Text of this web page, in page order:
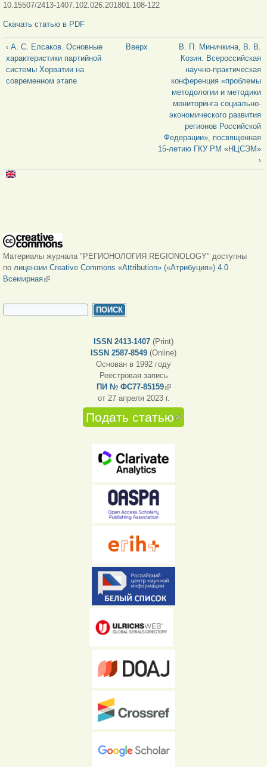
10.15507/2413-1407.102.026.201801.108-122
Скачать статью в PDF
‹ А. С. Елсаков. Основные
характеристики партийной
системы Хорватии на
современном этапе
Вверх
В. П. Миничкина, В. В.
Козин. Всероссийская
научно-практическая
конференция «проблемы
методологии и методики
мониторинга социально-
экономического развития
регионов Российской
Федерации», посвященная
15-летию ГКУ РМ «НЦСЭМ»
›
Материалы журнала "РЕГИОНОЛОГИЯ REGIONOLOGY" доступны
по лицензии Creative Commons «Attribution» («Атрибуция») 4.0
Всемирная(внешняя ссылка)
ФОРМА ПОИСКА
ISSN 2413-1407 (Print)
ISSN 2587-8549 (Online)
Основан в 1992 году
Реестровая запись
ПИ № ФС77-85159(внешняя ссылка)
от 27 апреля 2023 г.
Подать статью